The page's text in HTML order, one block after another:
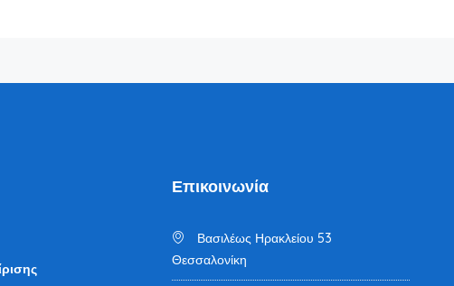
Επικοινωνία
Βασιλέως Ηρακλείου 53
Θεσσαλονίκη